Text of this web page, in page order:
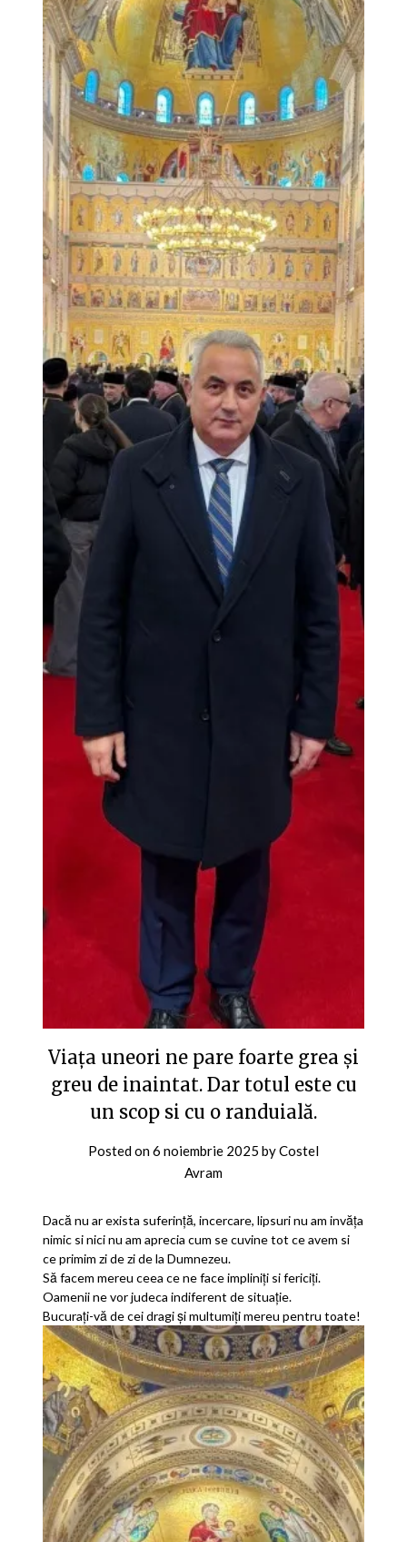
Viața uneori ne pare foarte grea și
greu de inaintat. Dar totul este cu
un scop si cu o randuială.
Posted on6 noiembrie 2025 byCostel
Avram
Dacă nu ar exista suferință, incercare, lipsuri nu am invăța
nimic si nici nu am aprecia cum se cuvine tot ce avem si
ce primim zi de zi de la Dumnezeu.
Să facem mereu ceea ce ne face impliniți si fericiți.
Oamenii ne vor judeca indiferent de situație.
Bucurați-vă de cei dragi și multumiți mereu pentru toate!